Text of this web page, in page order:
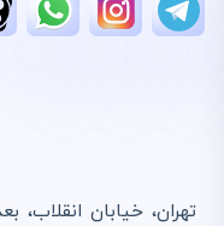
تهران، خیابان انقلاب،